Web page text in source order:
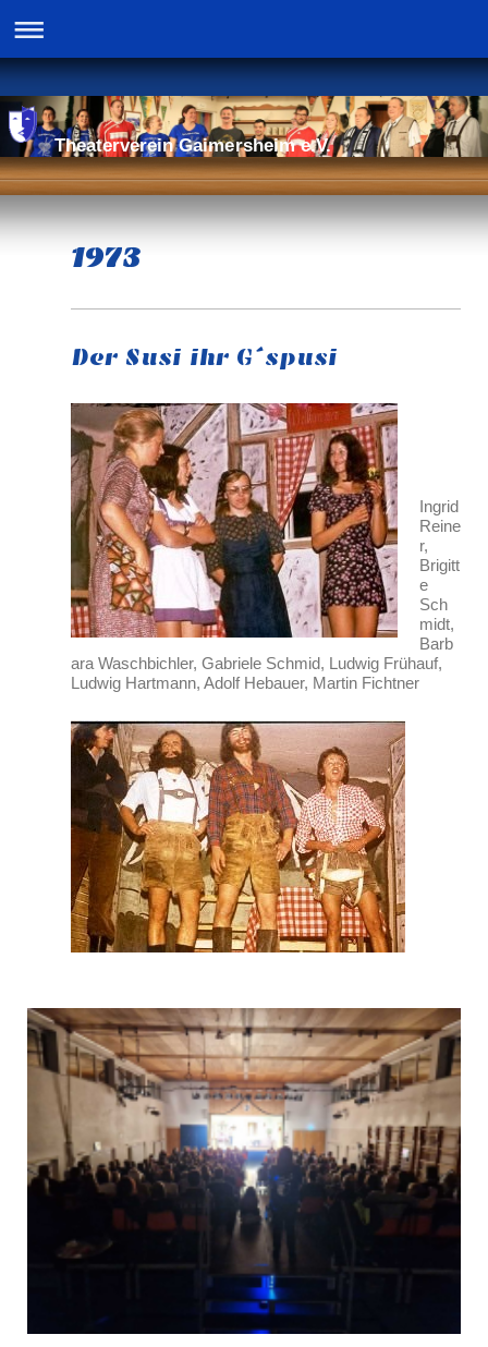
Theaterverein Gaimersheim e.V.
1973
Der Susi ihr G´spusi
Ingrid
Reine
r,
Brigitt
e
Sch
midt,
Barb
ara Waschbichler, Gabriele Schmid, Ludwig Frühauf,
Ludwig Hartmann, Adolf Hebauer, Martin Fichtner